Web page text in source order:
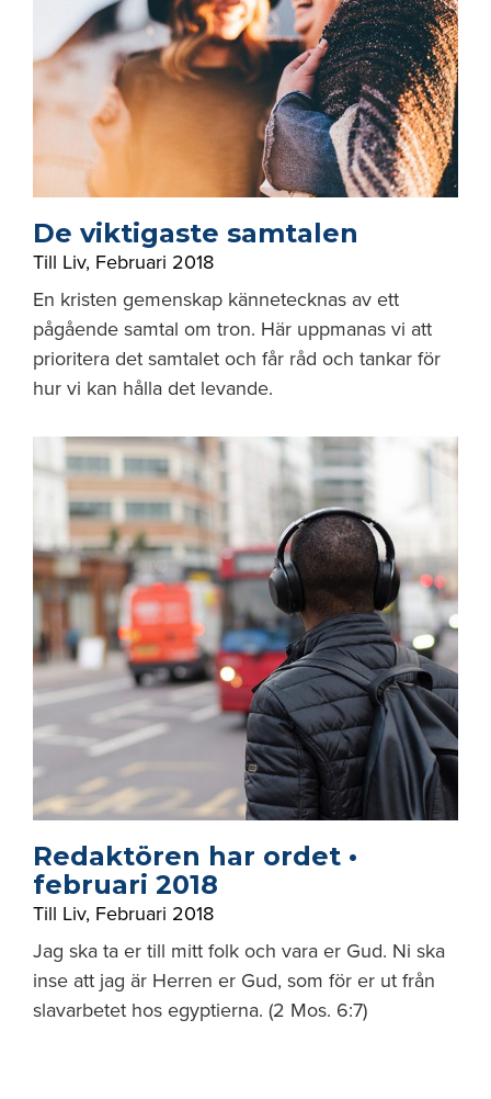
De viktigaste samtalen
Till Liv, Februari 2018
En kristen gemenskap kännetecknas av ett
pågående samtal om tron. Här uppmanas vi att
prioritera det samtalet och får råd och tankar för
hur vi kan hålla det levande.
Redaktören har ordet •
februari 2018
Till Liv, Februari 2018
Jag ska ta er till mitt folk och vara er Gud. Ni ska
inse att jag är Herren er Gud, som för er ut från
slavarbetet hos egyptierna. (2 Mos. 6:7)